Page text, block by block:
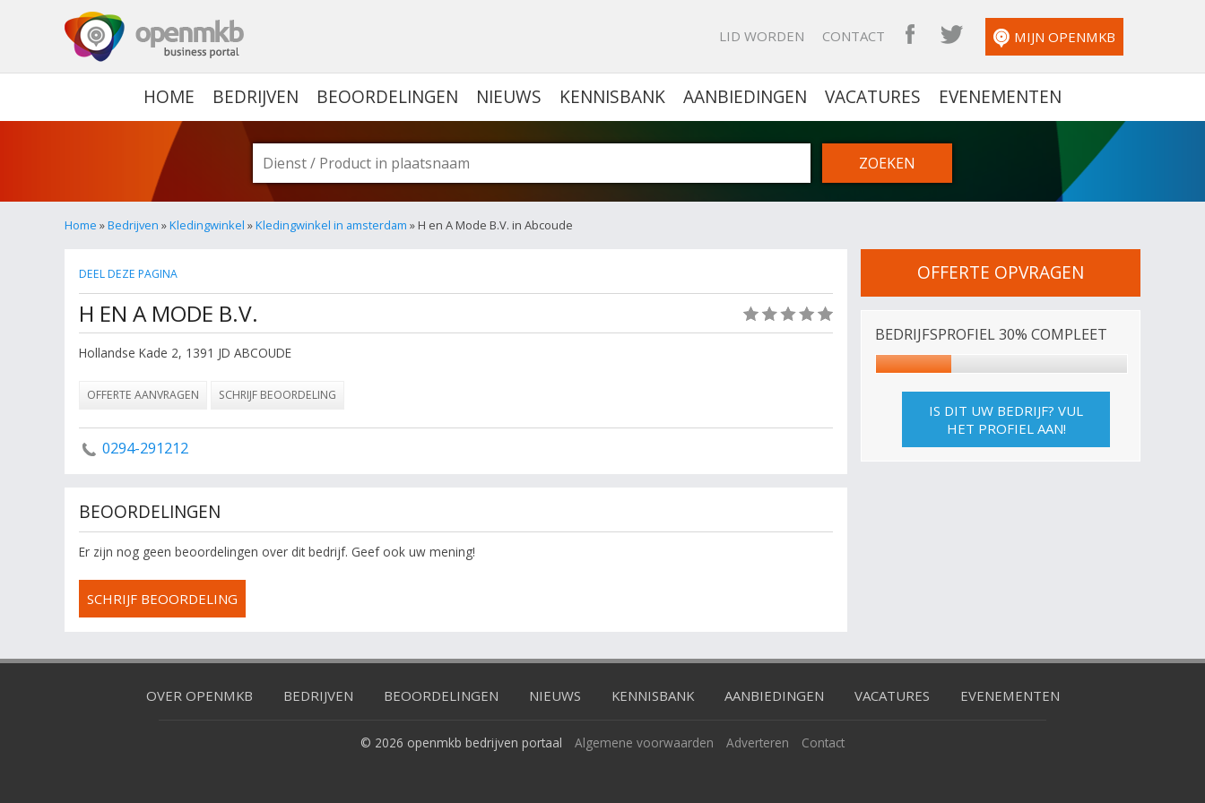
LID WORDEN CONTACT OPENMKB FACEBOOK
OPENMKB TWITTER
MIJN OPENMKB
HOME BEDRIJVEN BEOORDELINGEN NIEUWS KENNISBANK AANBIEDINGEN VACATURES EVENEMENTEN
Home »Bedrijven »Kledingwinkel »Kledingwinkel in amsterdam » H en A Mode B.V. in Abcoude
DEEL DEZE PAGINA
H EN A MODE B.V.
Hollandse Kade 2, 1391 JD ABCOUDE
OFFERTE AANVRAGEN SCHRIJF BEOORDELING
0294-291212
BEOORDELINGEN
Er zijn nog geen beoordelingen over dit bedrijf. Geef ook uw mening!
SCHRIJF BEOORDELING
OFFERTE OPVRAGEN
BEDRIJFSPROFIEL 30% COMPLEET
IS DIT UW BEDRIJF? VUL
HET PROFIEL AAN!
OVER OPENMKB BEDRIJVEN BEOORDELINGEN NIEUWS KENNISBANK AANBIEDINGEN VACATURES EVENEMENTEN
© 2026 openmkb bedrijven portaal Algemene voorwaarden Adverteren Contact